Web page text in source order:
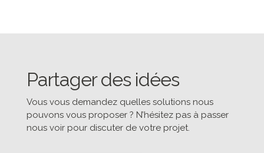
Partager des idées
Vous vous demandez quelles solutions nous
pouvons vous proposer ? N’hésitez pas à passer
nous voir pour discuter de votre projet.